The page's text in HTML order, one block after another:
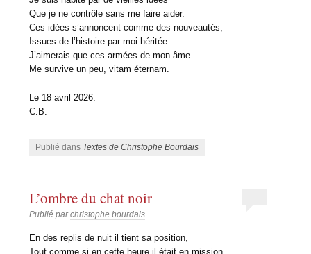
Que je ne contrôle sans me faire aider.
Ces idées s’annoncent comme des nouveautés,
Issues de l’histoire par moi héritée.
J’aimerais que ces armées de mon âme
Me survive un peu, vitam éternam.
Le 18 avril 2026.
C.B.
Publié dans Textes de Christophe Bourdais
L’ombre du chat noir
Publié parchristophe bourdais
En des replis de nuit il tient sa position,
Tout comme si en cette heure il était en mission.